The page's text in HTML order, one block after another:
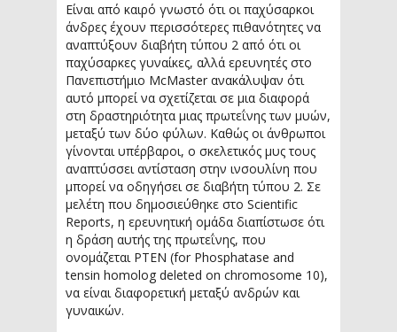
Είναι από καιρό γνωστό ότι οι παχύσαρκοι
άνδρες έχουν περισσότερες πιθανότητες να
αναπτύξουν διαβήτη τύπου 2 από ότι οι
παχύσαρκες γυναίκες, αλλά ερευνητές στο
Πανεπιστήμιο McMaster ανακάλυψαν ότι
αυτό μπορεί να σχετίζεται σε μια διαφορά
στη δραστηριότητα μιας πρωτεΐνης των μυών,
μεταξύ των δύο φύλων. Καθώς οι άνθρωποι
γίνονται υπέρβαροι, ο σκελετικός μυς τους
αναπτύσσει αντίσταση στην ινσουλίνη που
μπορεί να οδηγήσει σε διαβήτη τύπου 2. Σε
μελέτη που δημοσιεύθηκε στο Scientific
Reports, η ερευνητική ομάδα διαπίστωσε ότι
η δράση αυτής της πρωτεΐνης, που
ονομάζεται PTEN (for Phosphatase and
tensin homolog deleted on chromosome 10),
να είναι διαφορετική μεταξύ ανδρών και
γυναικών.